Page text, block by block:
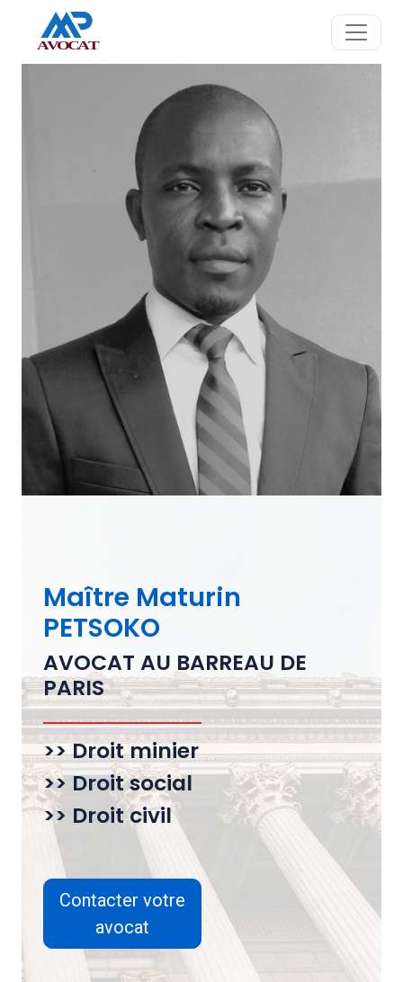
Maître Maturin
PETSOKO
AVOCAT AU BARREAU DE
PARIS
>> Droit minier
>> Droit social
>> Droit civil
Contacter votre
avocat